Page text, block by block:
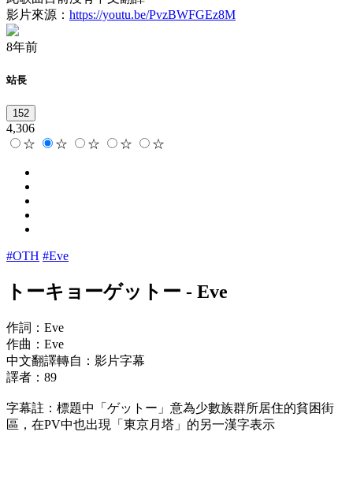
影片來源： https://youtu.be/PvzBWFGEz8M
8年前
站長
152
4,306
☆
☆ ☆ ☆ ☆
#OTH #Eve
トーキョーゲットー - Eve
作詞：Eve
作曲：Eve
中文翻譯轉自：影片字幕
譯者：89
字幕註：標題中「ゲットー」意為少數族群所居住的貧困街
區，在PV中也出現「東京月塔」的另一漢字表示